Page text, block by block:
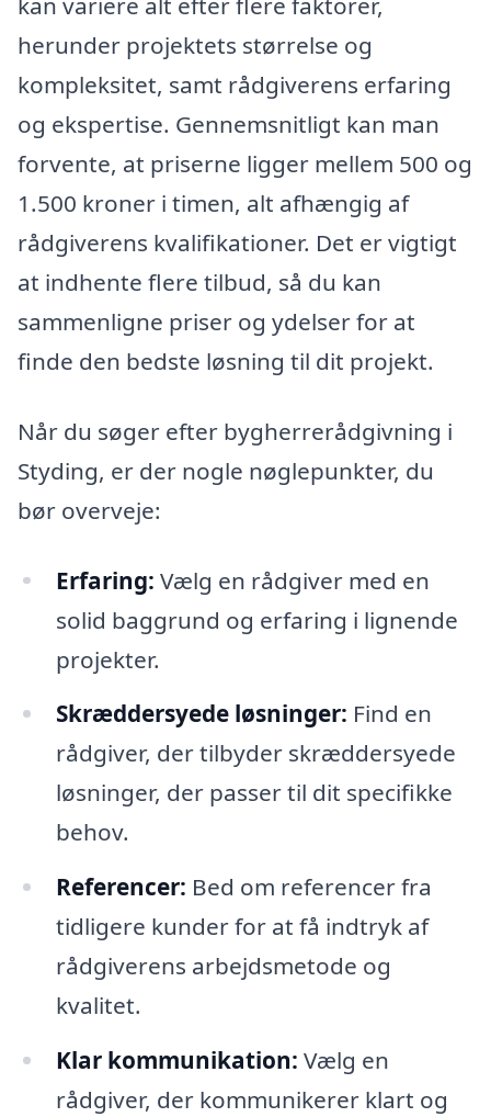
herunder projektets størrelse og
kompleksitet, samt rådgiverens erfaring
og ekspertise. Gennemsnitligt kan man
forvente, at priserne ligger mellem 500 og
1.500 kroner i timen, alt afhængig af
rådgiverens kvalifikationer. Det er vigtigt
at indhente flere tilbud, så du kan
sammenligne priser og ydelser for at
finde den bedste løsning til dit projekt.
Når du søger efter bygherrerådgivning i
Styding, er der nogle nøglepunkter, du
bør overveje:
Erfaring: Vælg en rådgiver med en
solid baggrund og erfaring i lignende
projekter.
Skræddersyede løsninger: Find en
rådgiver, der tilbyder skræddersyede
løsninger, der passer til dit specifikke
behov.
Referencer: Bed om referencer fra
tidligere kunder for at få indtryk af
rådgiverens arbejdsmetode og
kvalitet.
Klar kommunikation: Vælg en
rådgiver, der kommunikerer klart og